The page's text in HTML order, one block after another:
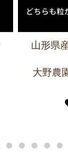
山形県
大野農